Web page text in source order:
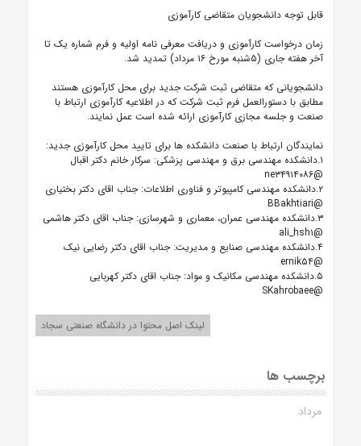
قابل توجه دانشجویان متقاضی کارآموزی
زمان درخواست کارآموزی و دریافت معرفی نامه اولیه و فرم شماره یک تا
آخر هفته جاری (۵شنبه مورخ ۱۶ مرداد) تمدید شد.
دانشجویانی که متقاضی ثبت شرکت جدید برای محل کارآموزی هستند
مطابق با دستورالعمل فرم ثبت شرکت که در اطلاعیه کارآموزی ارتباط با
صنعت و جلسه مجازی کارآموزی ارائه شده است عمل نمایند.
نمایندگان ارتباط با صنعت دانشکده ها برای تایید محل کارآموزی جدید:
۱.دانشکده مهندسی برق و مهندسی پزشکی: سرکار خانم دکتر اقبال
@ne۳۴۹۱۴۰۸۶
۲.دانشکده مهندسی کامپیوتر و فناوری اطلاعات: جناب اقای دکتر بختیاری
@BBakhtiari
۳.دانشکده مهندسی عمران، معماری و شهرسازی: جناب اقای دکتر هاشمی
@ali_hsh۱
۴.دانشکده مهندسی صنایع و مدیریت: جناب اقای دکتر رضایی نیک
@ernik۵۴
۵.دانشکده مهندسی مکانیک و مواد: جناب اقای دکتر کهربایی
@SKahrobaee
لینک اصل محتوا در دانشگاه صنعتی سجاد
برچسب ها
مرداد